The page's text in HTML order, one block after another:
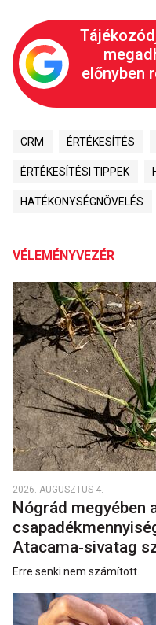
előnyben
CRM ÉRTÉKESÍTÉS
ÉRTÉKESÍTÉSI TIPPEK
HATÉKONYSÉGNÖVELÉS
VÉLEMÉNYVEZÉR
2026. AUGUSZTUS 4.
Nógrád megyében
Atacama‑sivatag
Erre senki nem számított.